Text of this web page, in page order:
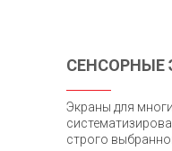
СЕНСОРНЫЕ
Экраны для
строго